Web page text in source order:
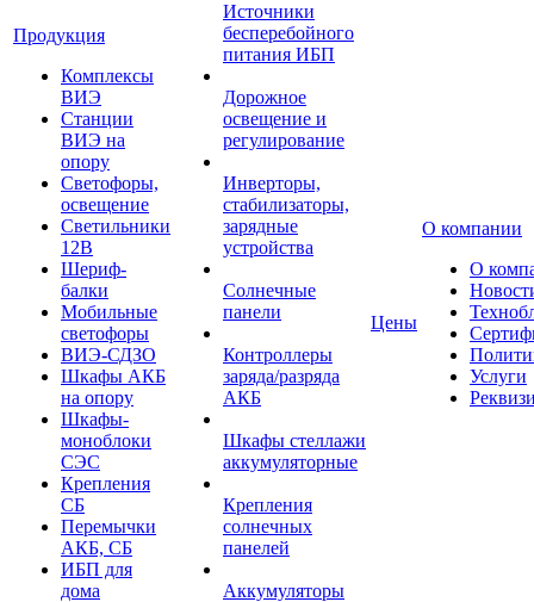
Продукция
Комплексы
ВИЭ
Станции
ВИЭ на
опору
Светофоры,
освещение
Светильники
12В
Шериф-
балки
Мобильные
светофоры
ВИЭ-СДЗО
Шкафы АКБ
на опору
Шкафы-
моноблоки
СЭС
Крепления
СБ
Перемычки
АКБ, СБ
ИБП для
дома
Источники
бесперебойного
питания ИБП
Дорожное
освещение и
регулирование
Инверторы,
стабилизаторы,
зарядные
устройства
Солнечные
панели
Контроллеры
заряда/разряда
АКБ
Шкафы стеллажи
аккумуляторные
Крепления
солнечных
панелей
Аккумуляторы
Цены
О компании
О
Услуги